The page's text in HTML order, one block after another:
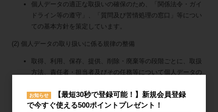
個人データの適正な取扱いの確保のため、「関係法令・ガイ
ドライン等の遵守」、「質問及び苦情処理の窓口」等につい
ての基本方針を策定しています。
(2) 個人データの取り扱いに係る規律の整備
取得、利用、保存、提供、削除・廃棄等の段階ごとに、取扱
方法、責任者・担当者及びその任務等について個人データの
(3) 組織的安全管理措置
お知らせ
【最短30秒で登録可能！】新規会員登録
で今すぐ使える500ポイントプレゼント！